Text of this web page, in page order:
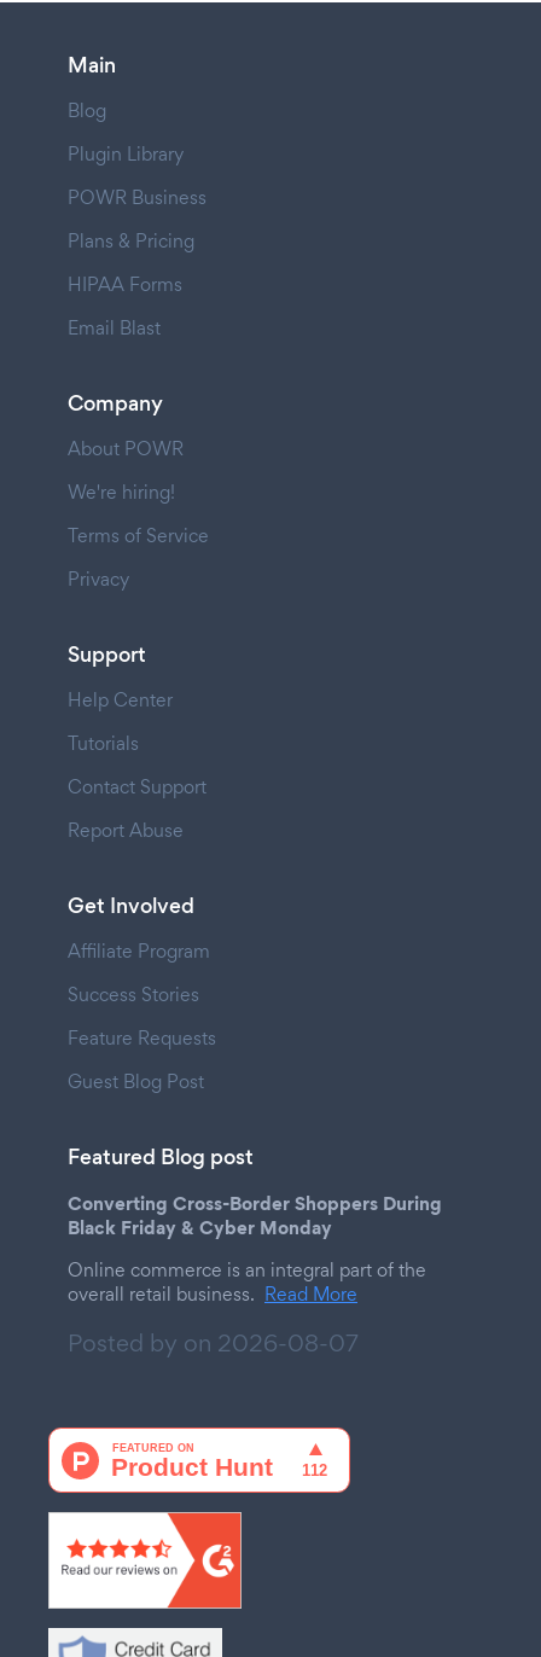
Main
Blog
Plugin Library
POWR Business
Plans & Pricing
HIPAA Forms
Email Blast
Company
About POWR
We're hiring!
Terms of Service
Privacy
Support
Help Center
Tutorials
Contact Support
Report Abuse
Get Involved
Affiliate Program
Success Stories
Feature Requests
Guest Blog Post
Featured Blog post
Converting Cross-Border Shoppers During
Black Friday & Cyber Monday
Online commerce is an integral part of the
overall retail business. Read More
Posted by on 2026-08-07